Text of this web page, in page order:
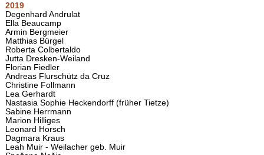
2019
Degenhard Andrulat
Ella Beaucamp
Armin Bergmeier
Matthias Bürgel
Roberta Colbertaldo
Jutta Dresken-Weiland
Florian Fiedler
Andreas Flurschütz da Cruz
Christine Follmann
Lea Gerhardt
Nastasia Sophie Heckendorff (früher Tietze)
Sabine Herrmann
Marion Hilliges
Leonard Horsch
Dagmara Kraus
Leah Muir - Weilacher geb. Muir